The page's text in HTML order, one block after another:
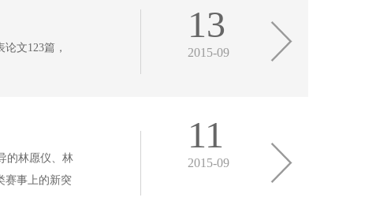
文123篇，
13
2015-09
的林愿仪、林
赛事上的新突
11
2015-09